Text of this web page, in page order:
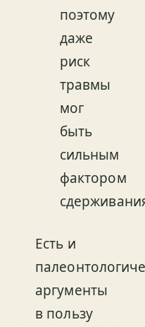
поэтому
даже
риск
травмы
мог
быть
сильным
фактором
Есть и
аргументы
в пользу